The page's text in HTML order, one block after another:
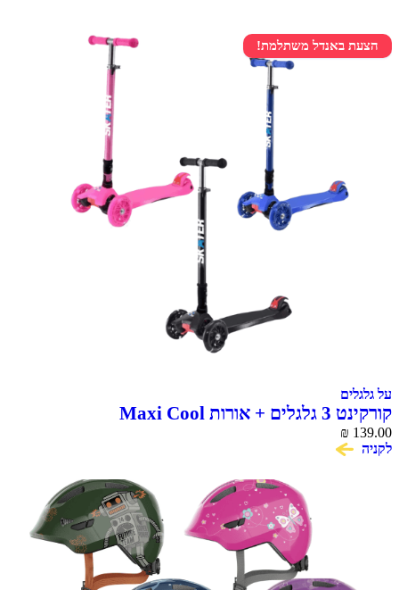
הצעת באנדל משתלמת!
על גלגלים
קורקינט 3 גלגלים + אורות Maxi Cool
₪ 139.00
לקניה